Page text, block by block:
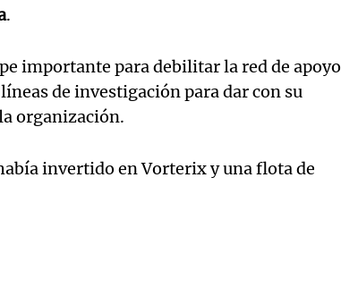
.
importante para debilitar la red de apoyo
de investigación para dar con su
organización.
invertido en Vorterix y una flota de